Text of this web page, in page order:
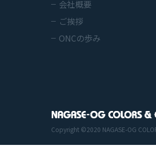
会社概要
ご挨拶
ONCの歩み
Copyright ©2020 NAGASE-OG